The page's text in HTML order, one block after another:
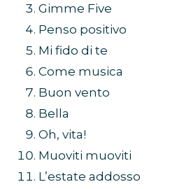
Gimme Five
Penso positivo
Mi fido di te
Come musica
Buon vento
Bella
Oh, vita!
Muoviti muoviti
L’estate addosso